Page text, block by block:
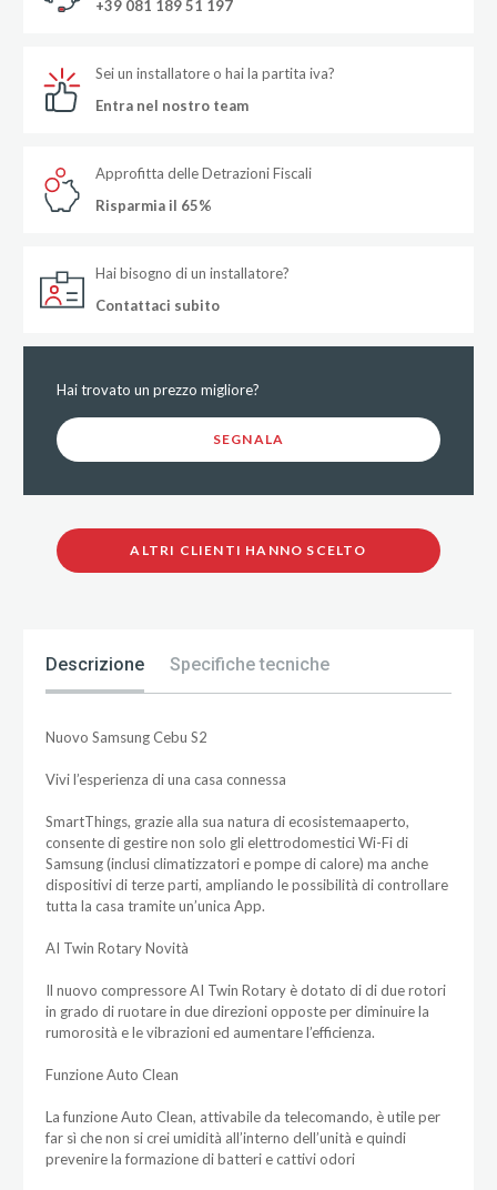
+39 081 189 51 197
Sei un installatore o hai la partita iva?
Entra nel nostro team
Approfitta delle Detrazioni Fiscali
Risparmia il 65%
Hai bisogno di un installatore?
Contattaci subito
Hai trovato un prezzo migliore?
SEGNALA
ALTRI CLIENTI HANNO SCELTO
Descrizione Specifiche tecniche
Nuovo Samsung Cebu S2
Vivi l’esperienza di una casa connessa
SmartThings, grazie alla sua natura di ecosistemaaperto,
consente di gestire non solo gli elettrodomestici Wi-Fi di
Samsung (inclusi climatizzatori e pompe di calore) ma anche
dispositivi di terze parti, ampliando le possibilità di controllare
tutta la casa tramite un’unica App.
AI Twin Rotary Novità
Il nuovo compressore AI Twin Rotary è dotato di di due rotori
in grado di ruotare in due direzioni opposte per diminuire la
rumorosità e le vibrazioni ed aumentare l’efficienza.
Funzione Auto Clean
La funzione Auto Clean, attivabile da telecomando, è utile per
far sì che non si crei umidità all’interno dell’unità e quindi
prevenire la formazione di batteri e cattivi odori